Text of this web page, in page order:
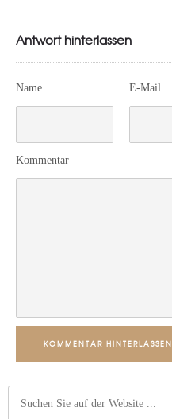
Antwort hinterlassen
Name E-Mail
Kommentar
KOMMENTAR HINTERLASSEN